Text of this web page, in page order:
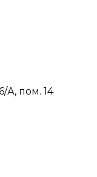
А, пом. 14